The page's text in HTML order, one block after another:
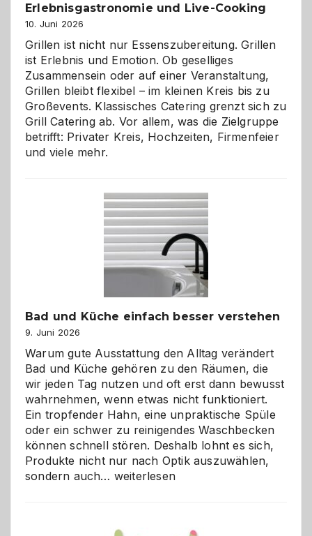
Erlebnisgastronomie und Live-Cooking
10. Juni 2026
Grillen ist nicht nur Essenszubereitung. Grillen
ist Erlebnis und Emotion. Ob geselliges
Zusammensein oder auf einer Veranstaltung,
Grillen bleibt flexibel – im kleinen Kreis bis zu
Großevents. Klassisches Catering grenzt sich zu
Grill Catering ab. Vor allem, was die Zielgruppe
betrifft: Privater Kreis, Hochzeiten, Firmenfeier
und viele mehr.
Bad und Küche einfach besser verstehen
9. Juni 2026
Warum gute Ausstattung den Alltag verändert
Bad und Küche gehören zu den Räumen, die
wir jeden Tag nutzen und oft erst dann bewusst
wahrnehmen, wenn etwas nicht funktioniert.
Ein tropfender Hahn, eine unpraktische Spüle
oder ein schwer zu reinigendes Waschbecken
können schnell stören. Deshalb lohnt es sich,
Produkte nicht nur nach Optik auszuwählen,
sondern auch… Bad
weiterlesen